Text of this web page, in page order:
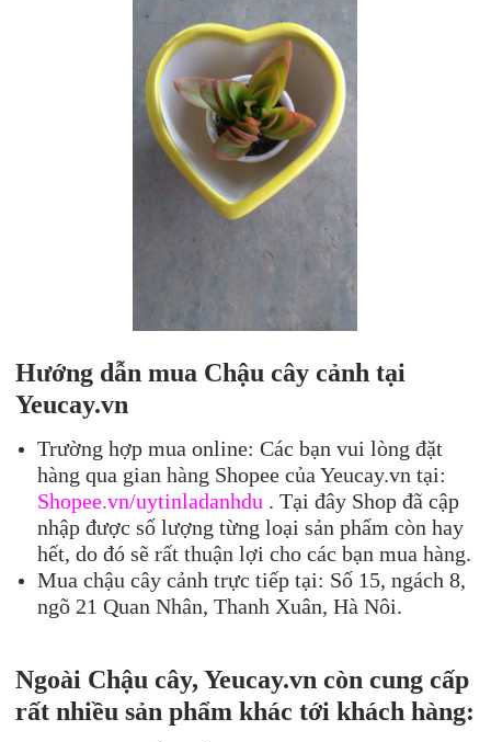
Hướng dẫn mua Chậu cây cảnh tại
Yeucay.vn
Trường hợp mua online: Các bạn vui lòng đặt
hàng qua gian hàng Shopee của Yeucay.vn tại:
Shopee.vn/uytinladanhdu. Tại đây Shop đã cập
nhập được số lượng từng loại sản phẩm còn hay
hết, do đó sẽ rất thuận lợi cho các bạn mua hàng.
Mua chậu cây cảnh trực tiếp tại: Số 15, ngách 8,
ngõ 21 Quan Nhân, Thanh Xuân, Hà Nôi.
Ngoài Chậu cây, Yeucay.vn còn cung cấp
rất nhiều sản phẩm khác tới khách hàng: